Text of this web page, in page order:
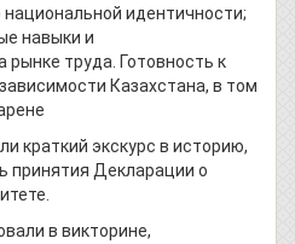
идентичности;
навыки и
рынке труда. Готовность к
Казахстана, в том
краткий экскурс в историю,
принятия Декларации о
в викторине,